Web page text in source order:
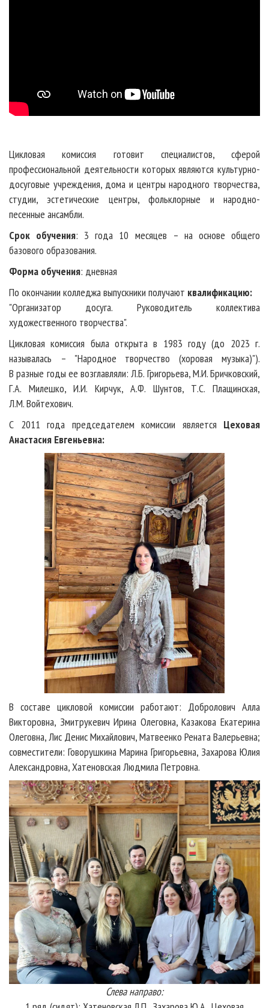
Цикловая комиссия готовит специалистов, сферой
профессиональной деятельности которых являются культурно-
досуговые учреждения, дома и центры народного творчества,
студии, эстетические центры, фольклорные и народно-
песенные ансамбли.
Срок обучения: 3 года 10 месяцев – на основе общего
базового образования.
Форма обучения: дневная
По окончании колледжа выпускники получают квалификацию:
"Организатор досуга. Руководитель коллектива
художественного творчества".
Цикловая комиссия была открыта в 1983 году (до 2023 г.
называлась – "Народное творчество (хоровая музыка)").
В разные годы ее возглавляли: Л.Б. Григорьева, М.И. Бричковский,
Г.А. Милешко, И.И. Кирчук, А.Ф. Шунтов, Т.С. Плащинская,
Л.М. Войтехович.
С 2011 года председателем комиссии является Цеховая
Анастасия Евгеньевна:
В составе цикловой комиссии работают: Добролович Алла
Викторовна, Змитрукевич Ирина Олеговна, Казакова Екатерина
Олеговна, Лис Денис Михайлович, Матвеенко Рената Валерьевна;
совместители: Говорушкина Марина Григорьевна, Захарова Юлия
Александровна, Хатеновская Людмила Петровна.
Слева направо: